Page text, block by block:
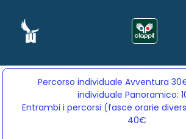
Percorso individuale Avventura
individuale Panoramico:
Entrambi i percorsi (fasce orarie
40€